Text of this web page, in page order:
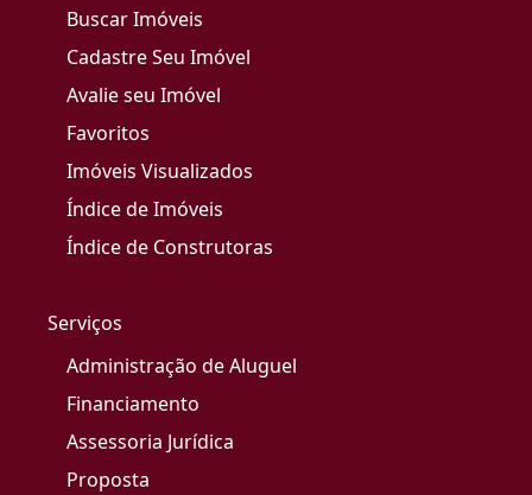
Buscar Imóveis
Cadastre Seu Imóvel
Avalie seu Imóvel
Favoritos
Imóveis Visualizados
Índice de Imóveis
Índice de Construtoras
Serviços
Administração de Aluguel
Financiamento
Assessoria Jurídica
Proposta